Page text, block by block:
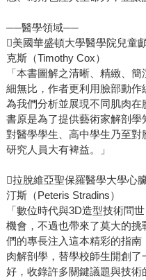
──醫學領域──
美國華盛頓大學醫學院兒童
克斯（Timothy Cox）
「本書圖解之清晰、精緻、
細無比，作者更利用臉部動作
為我們分析並展現不同肌肉
書原是為了提供藝術家解剖
對醫學學生、高中學生乃至
研究人員大有裨益。」
拉脫維亞聖保羅醫學大學心
汀斯（Peteris Stradins）
「數位時代與3D造型技術問
機會，不過也帶來了莫大的
們的專長注入這本精彩的指
肉解剖學，替學校師生開創
好，收錄許多關鍵議題與技